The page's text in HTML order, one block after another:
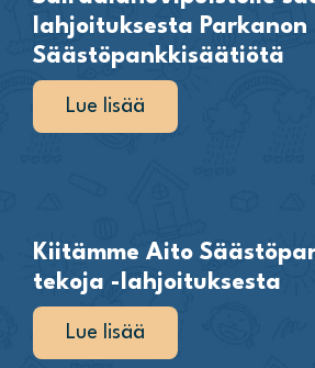
lahjoituksesta Parkanon
Säästöpankkisäätiötä
Lue lisää
Kiitämme Aito
tekoja -lahjoituksesta
Lue lisää